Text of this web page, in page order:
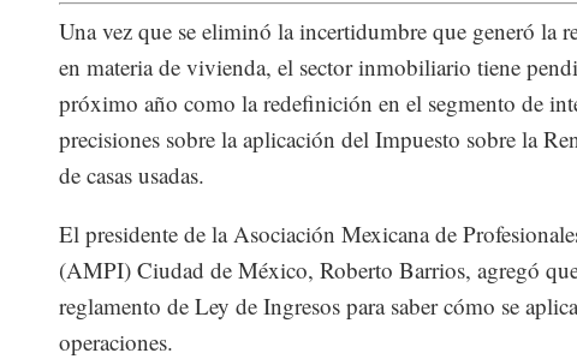
Una vez que se eliminó la incertidumbre que generó la
en materia de vivienda, el sector inmobiliario tiene
próximo año como la redefinición en el segmento de
precisiones sobre la aplicación del Impuesto sobre la
de casas usadas.
El presidente de la Asociación Mexicana de
(AMPI) Ciudad de México, Roberto Barrios, agregó que
reglamento de Ley de Ingresos para saber cómo se
operaciones.